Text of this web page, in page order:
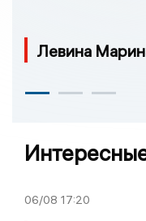
Левина
06/08 17:20